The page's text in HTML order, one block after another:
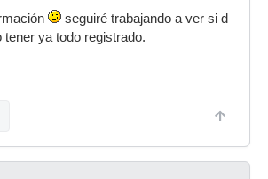
seguiré trabajando a ver si d
tener ya todo registrado.